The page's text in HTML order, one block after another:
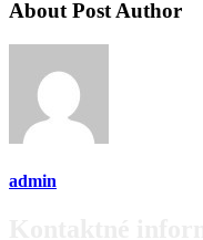
About Post Author
admin